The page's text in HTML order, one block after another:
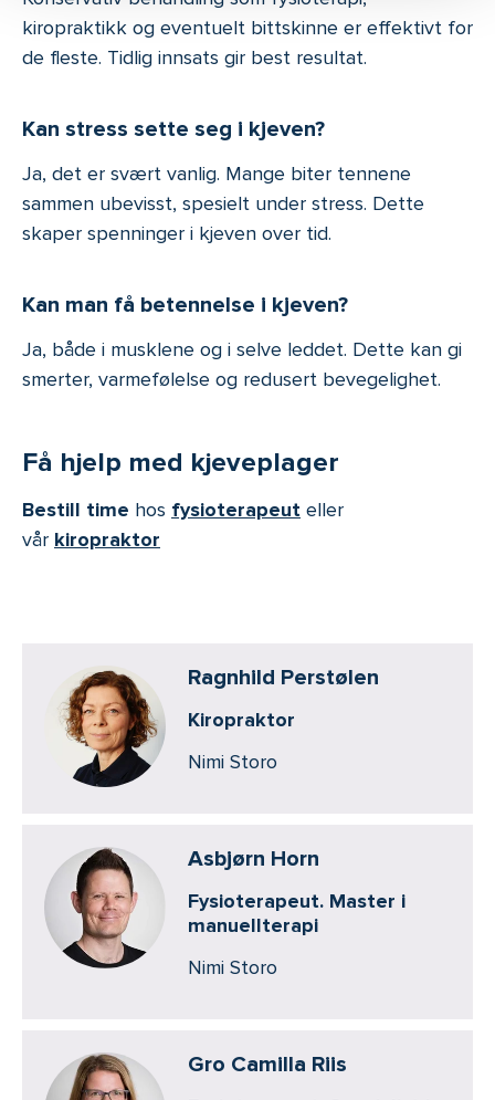
kiropraktikk og eventuelt bittskinne er effektivt for
de fleste. Tidlig innsats gir best resultat.
Kan stress sette seg i kjeven?
Ja, det er svært vanlig. Mange biter tennene
sammen ubevisst, spesielt under stress. Dette
skaper spenninger i kjeven over tid.
Kan man få betennelse i kjeven?
Ja, både i musklene og i selve leddet. Dette kan gi
smerter, varmefølelse og redusert bevegelighet.
Få hjelp med kjeveplager
Bestill time hos fysioterapeut eller
vår kiropraktor
Ragnhild Perstølen
Kiropraktor
Nimi Storo
Asbjørn Horn
Fysioterapeut. Master i
manuellterapi
Nimi Storo
Gro Camilla Riis